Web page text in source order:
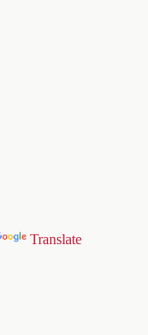
Translate